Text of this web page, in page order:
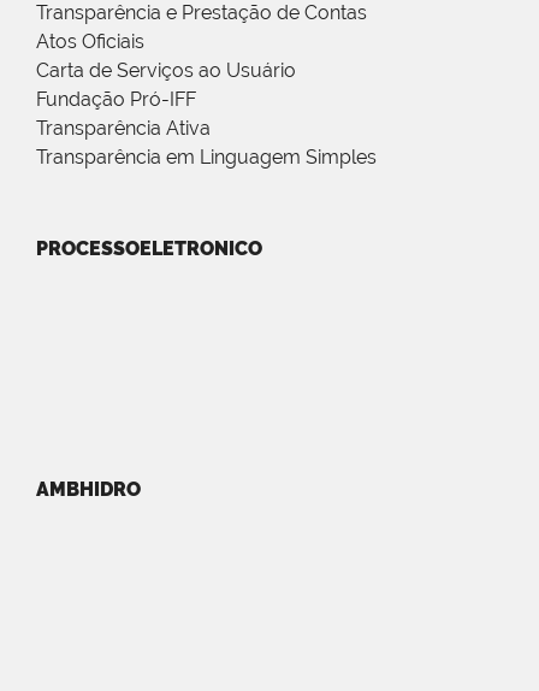
Transparência e Prestação de Contas
Atos Oficiais
Carta de Serviços ao Usuário
Fundação Pró-IFF
Transparência Ativa
Transparência em Linguagem Simples
PROCESSOELETRONICO
AMBHIDRO